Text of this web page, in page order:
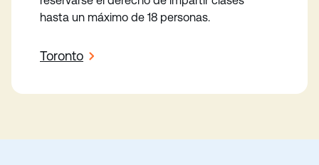
hasta un máximo de 18 personas.
Toronto